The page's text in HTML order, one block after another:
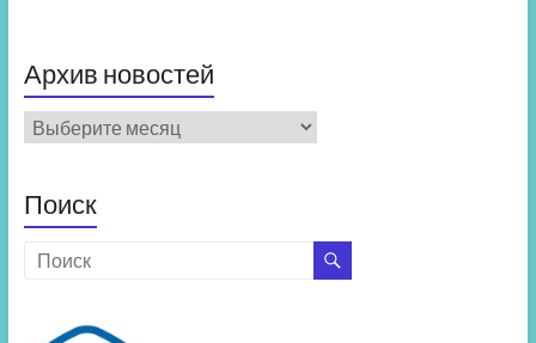
Архив новостей
Архив
новостей
Поиск